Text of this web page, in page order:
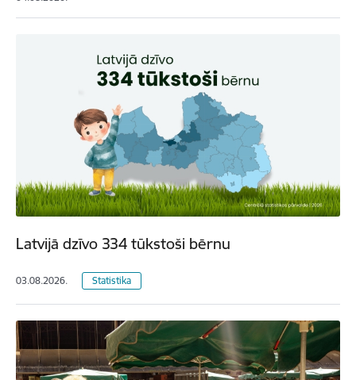
Latvijā dzīvo 334 tūkstoši bērnu
03.08.2026. Statistika